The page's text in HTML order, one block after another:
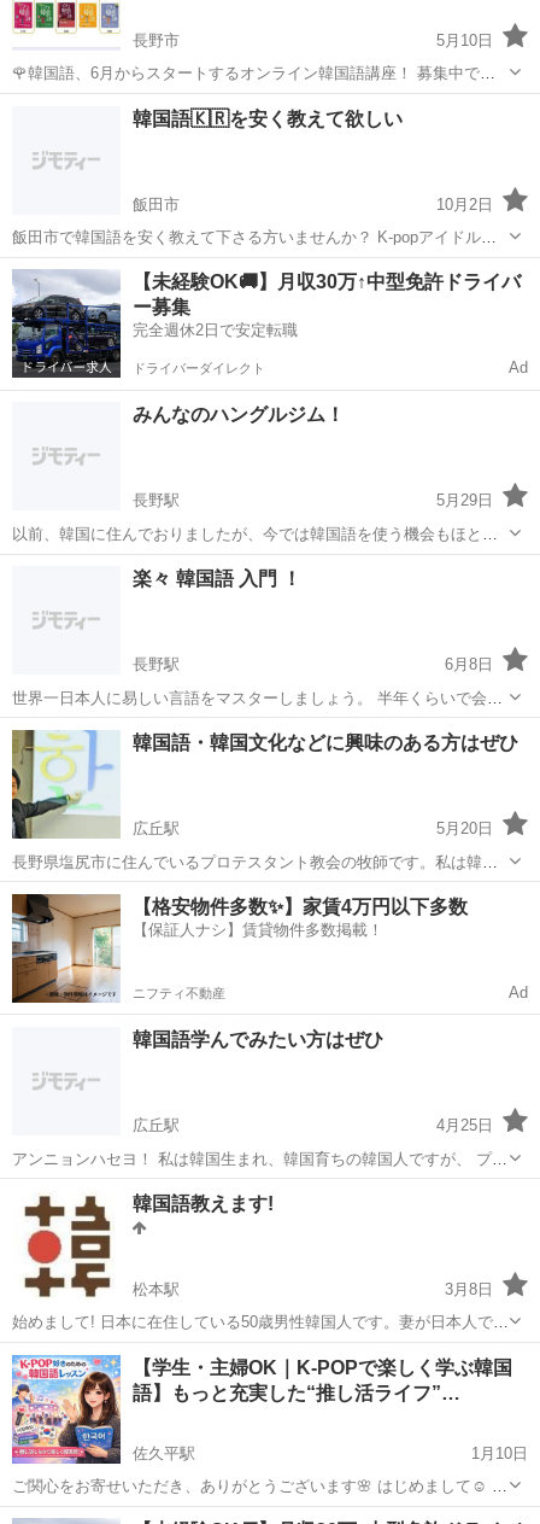
長野市
5月10日
🌹韓国語、6月からスタートするオンライン韓国語講座！ 募集中で
す。🎵😍🎵 6月からスタートするオンライン韓国語講座を紹介しま
韓国語 オンライン
韓国語🇰🇷を安く教えて欲しい
飯田市
10月2日
飯田市で韓国語を安く教えて下さる方いませんか？ K-popアイドルと
韓ドラが好きで、いつか推しとヨントンで韓国語で会話するのが夢で
す。 今は全く韓国語が分からないので初めから教えて頂きたいです。
長野 飯田市 韓国語
【未経験OK🚚】月収30万↑中型免許ドライバ
ー募集
完全週休2日で安定転職
ドライバーダイレクト Ad
みんなのハングルジム！
長野駅
5月29日
以前、韓国に住んでおりましたが、今では韓国語を使う機会もほとん
どなくなりました。 プチリタイヤをきっかけに、みなさんの韓国語の
学習をお手伝いしたいと思い立ちまして、告知させていただいており
長野市 長野駅 韓国語
楽々 韓国語 入門 ！
長野駅
6月8日
世界一日本人に易しい言語をマスターしましょう。 半年くらいで会話
ができます。 お気軽にどうぞ! http://www.bunkamart.com/index.html
長野 長野市 長野駅 韓国語
韓国語・韓国文化などに興味のある方はぜひ
広丘駅
5月20日
長野県塩尻市に住んでいるプロテスタント教会の牧師です。私は韓国
生まれ、韓国育ちですが、日本人の妻と生活しながら、日本語と韓国
語の違いや、それによって生まれてくる文化の違いなど、楽しく色々
と習得しています。 「ただで受けたので...
長野 塩尻市 広丘駅 韓国語 文化
【格安物件多数✨】家賃4万円以下多数
【保証人ナシ】賃貸物件多数掲載！
ニフティ不動産 Ad
韓国語学んでみたい方はぜひ
広丘駅
4月25日
アンニョンハセヨ！ 私は韓国生まれ、韓国育ちの韓国人ですが、 プロ
テスタント教会牧師として、昨年から長野に来ています。 今年の4月
から、韓国語講座を開こうとしていましたが、 新型コロナで断念して
しまいました。 が、オンライン...
広丘駅 韓国語
韓国語教えます!
松本駅
3月8日
始めまして! 日本に在住している50歳男性韓国人です。妻が日本人で、
国際結婚をし20年以上日本に住んでいます。 子供が3人おり、それぞ
れ大きくなったので、昔からやりたかった韓国語を教えるお仕事をし
ようと思いました。 韓国語を...
長野 松本市 松本駅 韓国語
【学生・主婦OK｜K-POPで楽しく学ぶ韓国
語】もっと充実した“推し活ライフ”…
佐久平駅
1月10日
ご関心をお寄せいただき、ありがとうございます🌸 はじめまして☺️ 韓
国の大学に通っている日本人大学生です🇰🇷 K-POPが好きで ・歌詞
長野 佐久市 佐久平駅 韓国語 POP